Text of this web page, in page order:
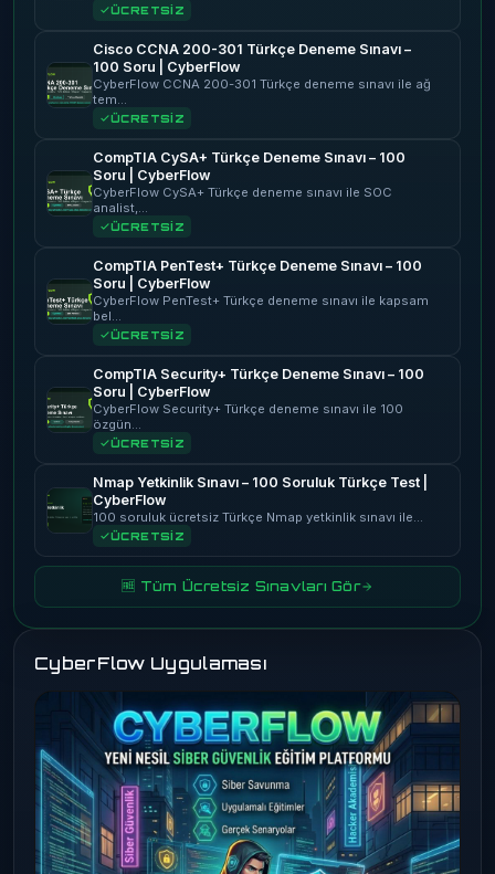
ÜCRETSİZ
Cisco CCNA 200-301 Türkçe Deneme Sınavı –
100 Soru | CyberFlow
CyberFlow CCNA 200-301 Türkçe deneme sınavı ile ağ
tem…
ÜCRETSİZ
CompTIA CySA+ Türkçe Deneme Sınavı – 100
Soru | CyberFlow
CyberFlow CySA+ Türkçe deneme sınavı ile SOC
analist,…
ÜCRETSİZ
CompTIA PenTest+ Türkçe Deneme Sınavı – 100
Soru | CyberFlow
CyberFlow PenTest+ Türkçe deneme sınavı ile kapsam
bel…
ÜCRETSİZ
CompTIA Security+ Türkçe Deneme Sınavı – 100
Soru | CyberFlow
CyberFlow Security+ Türkçe deneme sınavı ile 100
özgün…
ÜCRETSİZ
Nmap Yetkinlik Sınavı – 100 Soruluk Türkçe Test |
CyberFlow
100 soruluk ücretsiz Türkçe Nmap yetkinlik sınavı ile…
ÜCRETSİZ
🆓 Tüm Ücretsiz Sınavları Gör
CyberFlow Uygulaması